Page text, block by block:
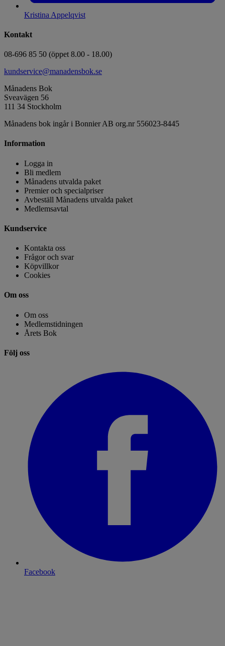
Kristina Appelqvist
Kontakt
08-696 85 50 (öppet 8.00 - 18.00)
kundservice@manadensbok.se
Månadens Bok
Sveavägen 56
111 34 Stockholm
Månadens bok ingår i Bonnier AB org.nr 556023-8445
Information
Logga in
Bli medlem
Månadens utvalda paket
Premier och specialpriser
Avbeställ Månadens utvalda paket
Medlemsavtal
Kundservice
Kontakta oss
Frågor och svar
Köpvillkor
Cookies
Om oss
Om oss
Medlemstidningen
Årets Bok
Följ oss
Facebook